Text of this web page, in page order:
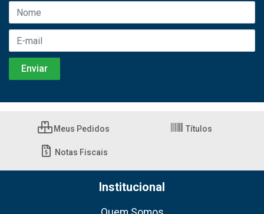
Meus Pedidos Títulos
Notas Fiscais
Institucional